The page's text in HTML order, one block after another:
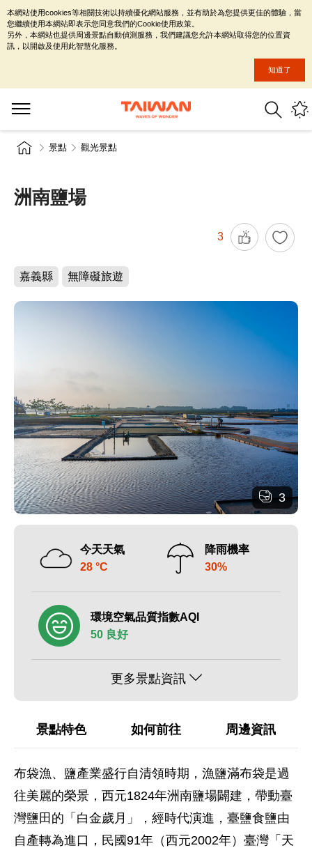
景點 觀光景點
洲南鹽場
3
嘉義縣 無障礙旅遊
3
今天天氣
28 °C
降雨機率
30%
環境空氣品質指數AQI
50 良好
更多景點資訊
景點特色 如何前往 周邊資訊
布袋漁、鹽產業盛行自清領時期，漁鹽滿布袋是過
往美麗的榮景，西元1824年洲南鹽場闢建，帶動臺
灣鹽田的「白金歲月」，經時代演進，臺鹽食鹽由
自產轉為進口，民國91年（西元2002年）臺灣「天
本網站使用cookies等相關技術以持續優化網站服務，並有助於為您提供更佳的體驗，當
您繼續使用本網站即表示您同意我們的Cookie使用政策。
另外，本網站也提供周邊景點自動偵測服務，我們建議您允許本網站取得您的位置資
訊，以開啟及使用此智慧化服務。
知道了